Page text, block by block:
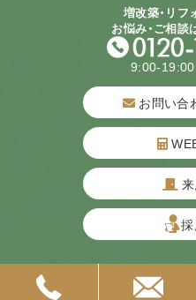
増改築・リフ
お悩み・ご相
9:00-19:00
お問い合